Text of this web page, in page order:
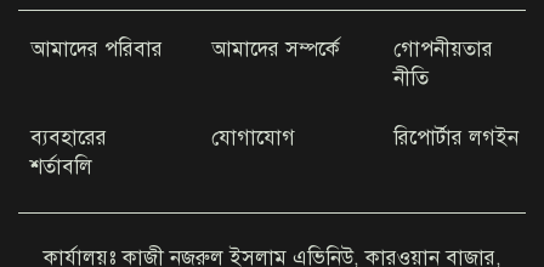
কম খরচে ভিসা দিচ্ছে যেসব দেশ
খুললেন অভিনেত্রী জেবিন
আমাদের পরিবার আমাদের সম্পর্কে
গোপনীয়তার
নীতি
ব্যবহারের
শর্তাবলি
যোগাযোগ রিপোর্টার লগইন
কার্যালয়ঃ কাজী নজরুল ইসলাম এভিনিউ, কারওয়ান বাজার,